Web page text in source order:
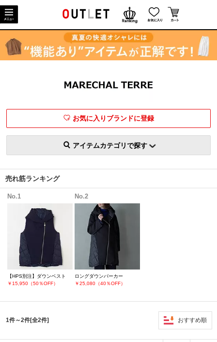
お気に入りブランドに登録
アイテムカテゴリで探す
売れ筋ランキング
No.1
【HPS別注】ダウンベスト
￥15,950（50％OFF）
No.2
ロングダウンパーカー
￥25,080（40％OFF）
1件～2件[全2件] おすすめ順